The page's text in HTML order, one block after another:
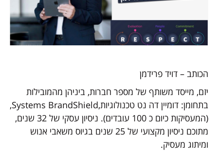
הכותב – דויד פרידמן
יזם, מייסד משותף של מספר חברות, ביניהן מהמובילות
בתחומן: דומיין דה נט טכנולוגיות,Systems BrandShield,
(המעסיקות כיום כ 100 עובדים). ניסיון עסקי של 32 שנים,
מתוכם ניסיון מקצועי של 25 שנים בגיוס משאבי אנוש
ומיתוג מעסיק.